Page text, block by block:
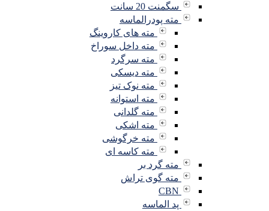
سگمنت 20 سانت
مته پودرالماسه
مته های کاروینگ
مته داخل سوراخ
مته سرگرد
مته دیسکی
مته نوک تیز
مته استوانه
مته گلدانی
مته اشکی
مته خرگوشی
مته کاسه ای
مته گرد بر
مته گوی تراش
CBN
پد الماسه